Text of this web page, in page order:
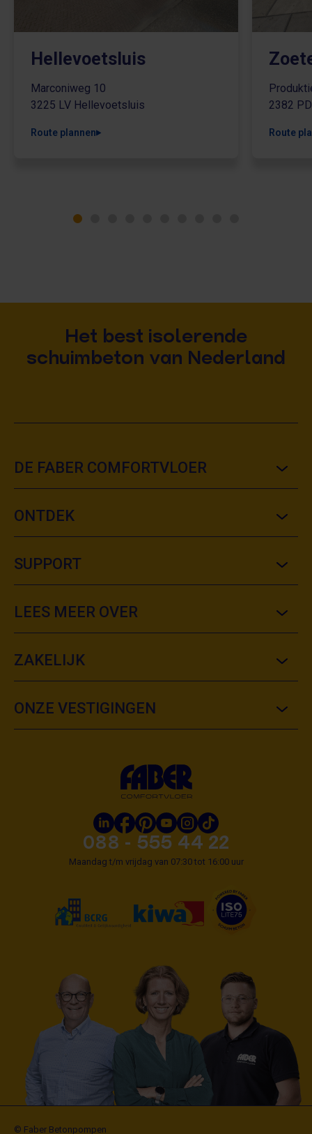
Hellevoetsluis
Marconiweg 10
3225 LV Hellevoetsluis
Route plannen
2382
Route
Het best isolerende
schuimbeton van Nederland
088 - 555 44 22
Maandag t/m vrijdag van 07:30 tot 16:00 uur
DE FABER COMFORTVLOER
ONTDEK
SUPPORT
LEES MEER OVER
ZAKELIJK
ONZE VESTIGINGEN
© Faber Betonpompen